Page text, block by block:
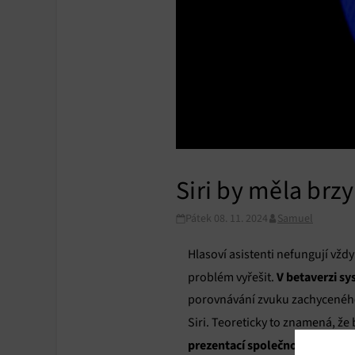
Siri by měla
Pátek 08. 11. 2024 Samuel
Hlasoví asistenti nefungují
problém vyřešit. V betaverzi
porovnávání zvuku
Siri. Teoreticky to znamená,
prezentací společnosti na